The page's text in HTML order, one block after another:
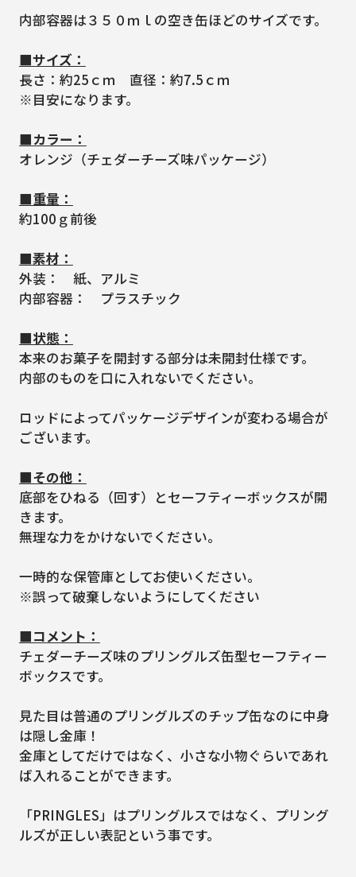
内部容器は３５０ｍｌの空き缶ほどのサイズです。
■サイズ：
長さ：約25ｃｍ 直径：約7.5ｃｍ
※目安になります。
■カラー：
オレンジ（チェダーチーズ味パッケージ）
■重量：
約100ｇ前後
■素材：
外装： 紙、アルミ
内部容器： プラスチック
■状態：
本来のお菓子を開封する部分は未開封仕様です。
内部のものを口に入れないでください。
ロッドによってパッケージデザインが変わる場合が
ございます。
■その他：
底部をひねる（回す）とセーフティーボックスが開
きます。
無理な力をかけないでください。
一時的な保管庫としてお使いください。
※誤って破棄しないようにしてください
■コメント：
チェダーチーズ味のプリングルズ缶型セーフティー
ボックスです。
見た目は普通のプリングルズのチップ缶なのに中身
は隠し金庫！
金庫としてだけではなく、小さな小物ぐらいであれ
ば入れることができます。
「PRINGLES」はプリングルスではなく、プリング
ルズが正しい表記という事です。